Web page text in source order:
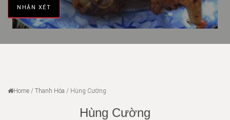
NHẬN XÉT
Home / Thanh Hóa / Hùng Cường
Hùng Cường